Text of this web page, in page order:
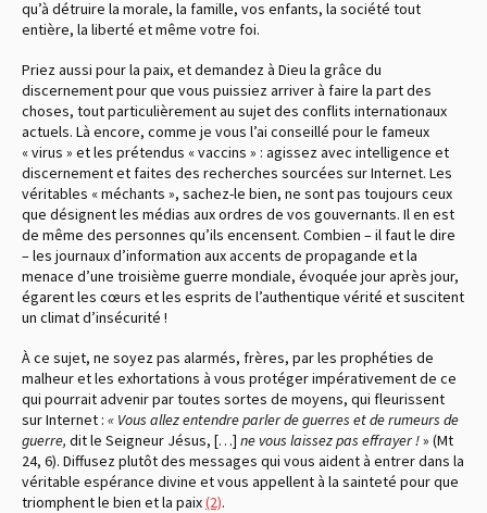
qu’à détruire la morale, la famille, vos enfants, la société tout
entière, la liberté et même votre foi.
Priez aussi pour la paix, et demandez à Dieu la grâce du
discernement pour que vous puissiez arriver à faire la part des
choses, tout particulièrement au sujet des conflits internationaux
actuels. Là encore, comme je vous l’ai conseillé pour le fameux
« virus » et les prétendus « vaccins » : agissez avec intelligence et
discernement et faites des recherches sourcées sur Internet. Les
véritables « méchants », sachez-le bien, ne sont pas toujours ceux
que désignent les médias aux ordres de vos gouvernants. Il en est
de même des personnes qu’ils encensent. Combien – il faut le dire
– les journaux d’information aux accents de propagande et la
menace d’une troisième guerre mondiale, évoquée jour après jour,
égarent les cœurs et les esprits de l’authentique vérité et suscitent
un climat d’insécurité !
À ce sujet, ne soyez pas alarmés, frères, par les prophéties de
malheur et les exhortations à vous protéger impérativement de ce
qui pourrait advenir par toutes sortes de moyens, qui fleurissent
sur Internet : « Vous allez entendre parler de guerres et de rumeurs de
guerre, dit le Seigneur Jésus, […] ne vous laissez pas effrayer !» (Mt
24, 6). Diffusez plutôt des messages qui vous aident à entrer dans la
véritable espérance divine et vous appellent à la sainteté pour que
triomphent le bien et la paix(2).